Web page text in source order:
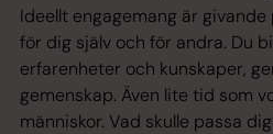
Ideellt engagemang är
för dig själv och för andra. Du
erfarenheter och kunskaper,
gemenskap. Även lite tid som
människor. Vad skulle passa